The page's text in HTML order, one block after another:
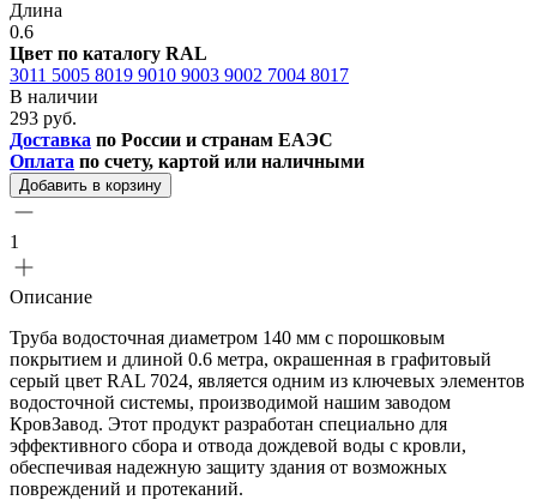
Длина
0.6
Цвет по каталогу RAL
3011 5005 8019 9010 9003 9002 7004 8017
В наличии
293 руб.
Доставка по России и странам ЕАЭС
Оплата по счету, картой или наличными
Добавить в корзину
1
Описание
Труба водосточная диаметром 140 мм с порошковым
покрытием и длиной 0.6 метра, окрашенная в графитовый
серый цвет RAL 7024, является одним из ключевых элементов
водосточной системы, производимой нашим заводом
КровЗавод. Этот продукт разработан специально для
эффективного сбора и отвода дождевой воды с кровли,
обеспечивая надежную защиту здания от возможных
повреждений и протеканий.